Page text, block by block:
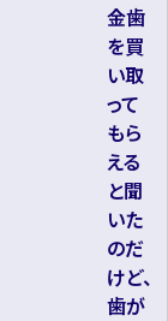
金歯
を買
い取
って
もら
える
と聞
いた
のだ
けど、
歯が